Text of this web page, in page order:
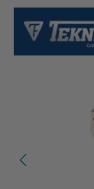
Bildergalerie